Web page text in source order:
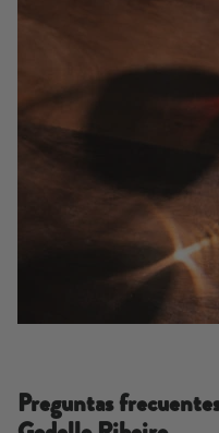
Preguntas